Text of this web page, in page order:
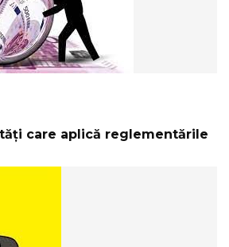
care aplică reglementările